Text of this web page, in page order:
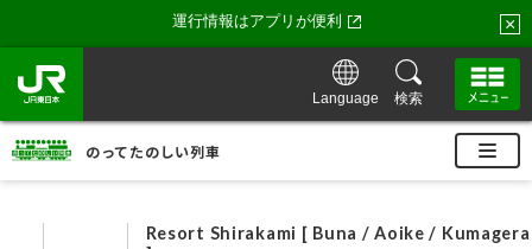
運行情報はアプリが便利 ×
Language 検索
のってたのしい列車